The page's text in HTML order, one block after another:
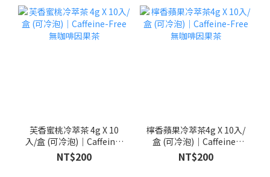
芙香蜜桃冷萃茶 4g X 10
入/盒 (可冷泡)｜Caffeine-
Free 無咖啡因果茶
NT$200
檸香蘋果冷萃茶4g X 10入/
盒 (可冷泡)｜Caffeine-
Free 無咖啡因果茶
NT$200